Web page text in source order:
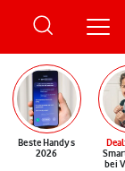
Beste Handys
2026
Deal
bei